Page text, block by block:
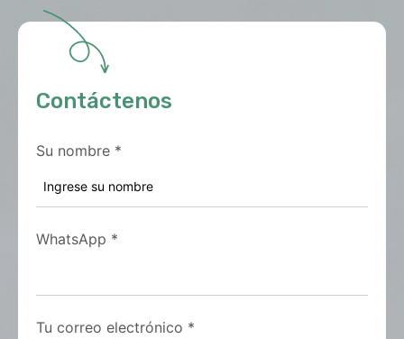
Contáctenos
Su nombre *
WhatsApp *
Tu correo electrónico *